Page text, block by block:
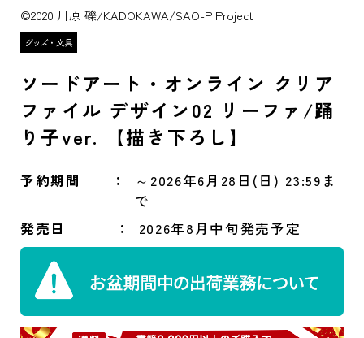
©2020 川原 礫/KADOKAWA/SAO-P Project
ソードアート・オンライン クリア
ファイル デザイン02 リーファ/踊
り子ver. 【描き下ろし】
予約期間
～2026年6月28日(日) 23:59ま
で
発売日
2026年8月中旬発売予定